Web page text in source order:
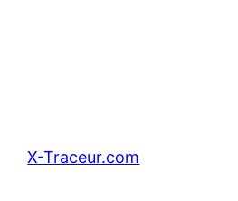
X-Traceur.com